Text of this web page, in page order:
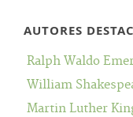
AUTORES
Ralph Waldo
William
Martin Luther